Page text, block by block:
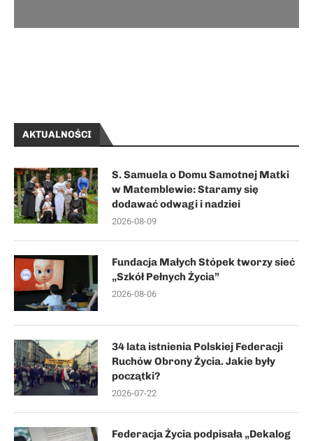
AKTUALNOŚCI
S. Samuela o Domu Samotnej Matki
w Matemblewie: Staramy się
dodawać odwagi i nadziei
2026-08-09
Fundacja Małych Stópek tworzy sieć
„Szkół Pełnych Życia”
2026-08-06
34 lata istnienia Polskiej Federacji
Ruchów Obrony Życia. Jakie były
początki?
2026-07-22
Federacja Życia podpisała „Dekalog